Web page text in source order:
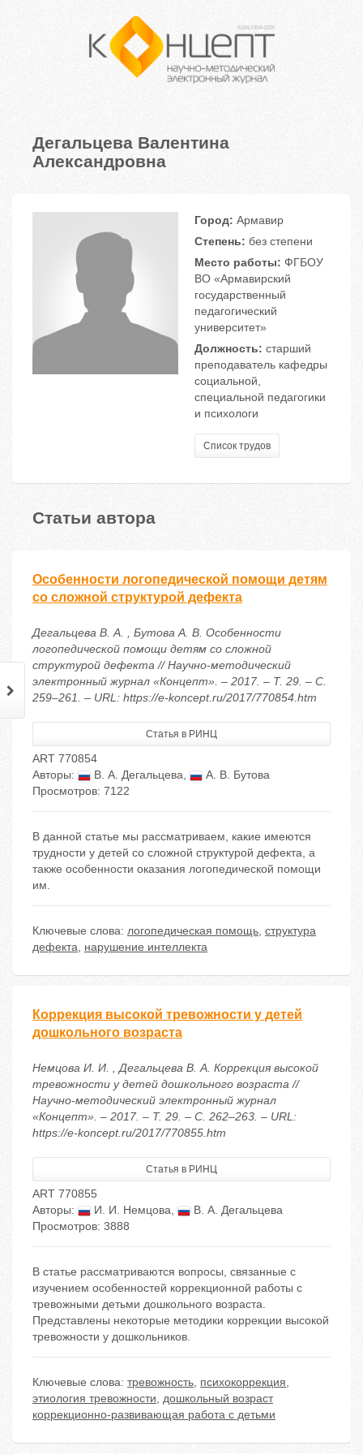
Дегальцева Валентина
Александровна
Город: Армавир
Степень: без степени
Место работы: ФГБОУ
ВО «Армавирский
государственный
педагогический
университет»
Должность: старший
преподаватель кафедры
социальной,
специальной педагогики
и психологи
Список трудов
Статьи автора
Особенности логопедической помощи детям
со сложной структурой дефекта
Дегальцева В. А. , Бутова А. В. Особенности
логопедической помощи детям со сложной
структурой дефекта // Научно-методический
электронный журнал «Концепт». – 2017. – Т. 29. – С.
259–261. – URL: https://e-koncept.ru/2017/770854.htm
Статья в РИНЦ
ART 770854
Авторы:
В. А. Дегальцева,
А. В. Бутова
Просмотров: 7122
В данной статье мы рассматриваем, какие имеются
трудности у детей со сложной структурой дефекта, а
также особенности оказания логопедической помощи
им.
Ключевые слова: логопедическая помощь, структура
дефекта, нарушение интеллекта
Коррекция высокой тревожности у детей
дошкольного возраста
Немцова И. И. , Дегальцева В. А. Коррекция высокой
тревожности у детей дошкольного возраста //
Научно-методический электронный журнал
«Концепт». – 2017. – Т. 29. – С. 262–263. – URL:
https://e-koncept.ru/2017/770855.htm
Статья в РИНЦ
ART 770855
Авторы:
И. И. Немцова,
В. А. Дегальцева
Просмотров: 3888
В статье рассматриваются вопросы, связанные с
изучением особенностей коррекционной работы с
тревожными детьми дошкольного возраста.
Представлены некоторые методики коррекции высокой
тревожности у дошкольников.
Ключевые слова: тревожность, психокоррекция,
этиология тревожности, дошкольный возраст
коррекционно-развивающая работа с детьми